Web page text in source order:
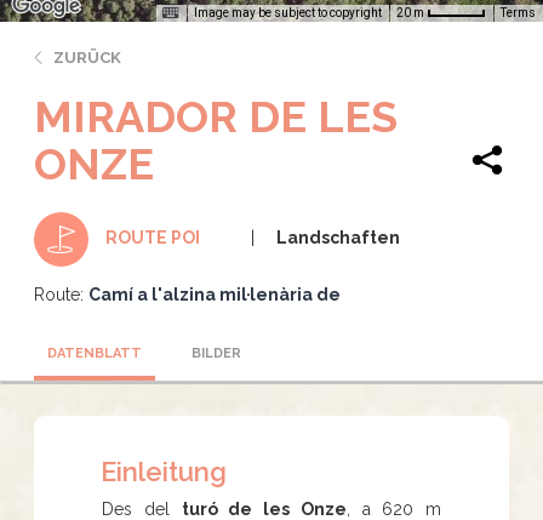
Image may be subject to copyright 20 m Terms
ZURÜCK
MIRADOR DE LES
ONZE
ROUTE POI Landschaften
Route: Camí a l'alzina mil·lenària de
DATENBLATT BILDER
Einleitung
Des del turó de les Onze , a 620 m